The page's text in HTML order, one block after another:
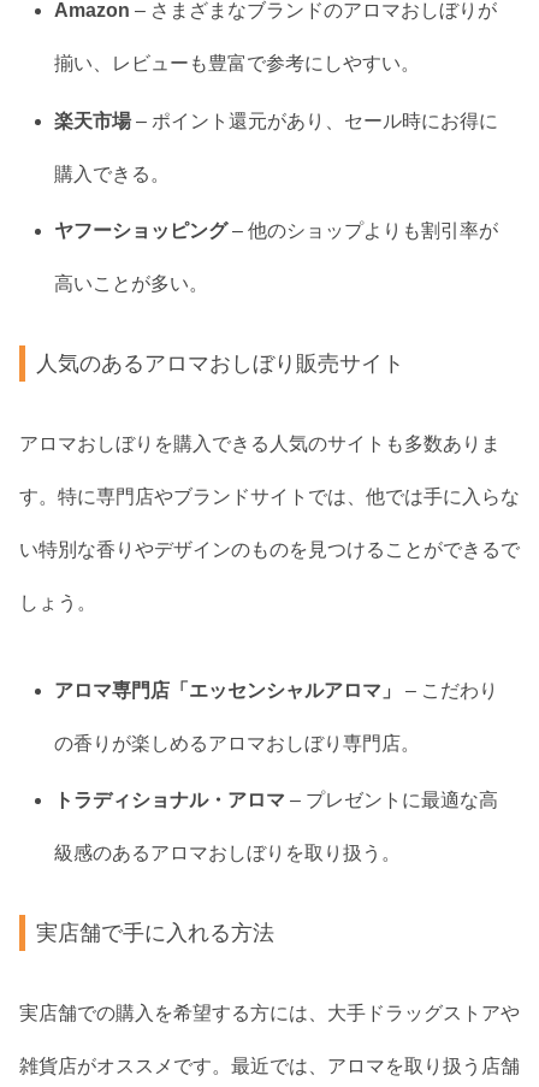
Amazon – さまざまなブランドのアロマおしぼりが
揃い、レビューも豊富で参考にしやすい。
楽天市場– ポイント還元があり、セール時にお得に
購入できる。
ヤフーショッピング– 他のショップよりも割引率が
高いことが多い。
人気のあるアロマおしぼり販売サイト
アロマおしぼりを購入できる人気のサイトも多数ありま
す。特に専門店やブランドサイトでは、他では手に入らな
い特別な香りやデザインのものを見つけることができるで
しょう。
アロマ専門店「エッセンシャルアロマ」 – こだわり
の香りが楽しめるアロマおしぼり専門店。
トラディショナル・アロマ – プレゼントに最適な高
級感のあるアロマおしぼりを取り扱う。
実店舗で手に入れる方法
実店舗での購入を希望する方には、大手ドラッグストアや
雑貨店がオススメです。最近では、アロマを取り扱う店舗